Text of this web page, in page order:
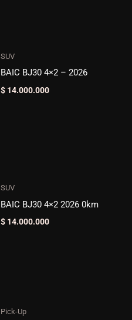
SUV
BAIC BJ30 4×2 – 2026
$ 14.000.000
SUV
BAIC BJ30 4×2 2026 0km
$ 14.000.000
Pick-Up